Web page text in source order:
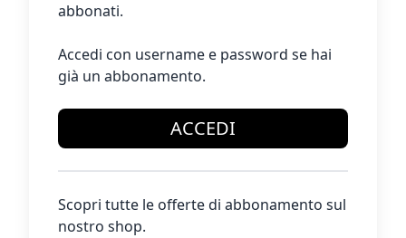
abbonati.
Accedi con username e password se hai
già un abbonamento.
ACCEDI
Scopri tutte le offerte di abbonamento sul
nostro shop.